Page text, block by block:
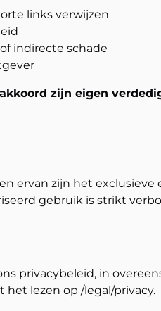
links verwijzen
indirecte schade
zijn eigen
ervan zijn het exclusieve
gebruik is strikt
privacybeleid, in
het lezen op /legal/privacy.